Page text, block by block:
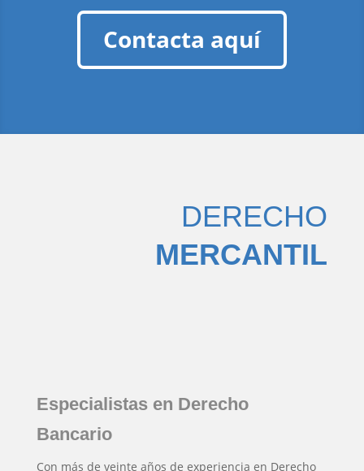
Contacta aquí
DERECHO
MERCANTIL
Especialistas en Derecho
Bancario
Con más de veinte años de experiencia en Derecho